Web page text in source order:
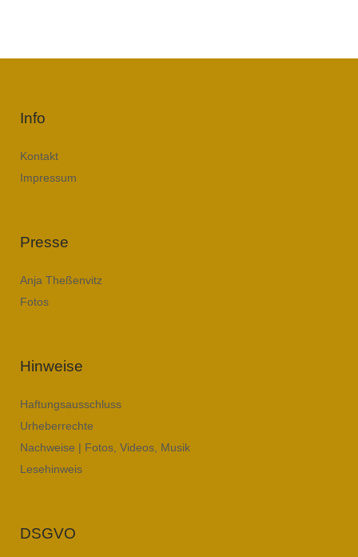
Info
Kontakt
Impressum
Presse
Anja Theßenvitz
Fotos
Hinweise
Haftungsausschluss
Urheberrechte
Nachweise | Fotos, Videos, Musik
Lesehinweis
DSGVO